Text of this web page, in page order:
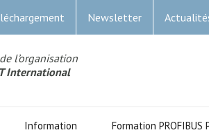
Newsletter
l’organisation
International
Information Formation PROFIBUS